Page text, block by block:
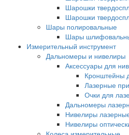
Шарошки
Шарошки
Шары полировальные
Шары
Измерительный инструмент
Дальномеры и нивелиры
Аксессуары для
Кронштейны
Лазерные
Очки для
Дальномеры
Нивелиры
Нивелиры